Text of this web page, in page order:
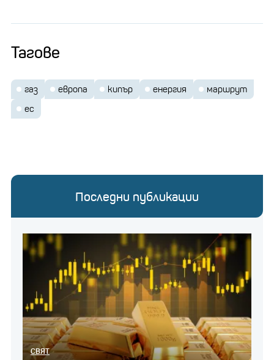
Тагове
газ европа кипър енергия
маршрут
ес
Последни публикации
СВЯТ